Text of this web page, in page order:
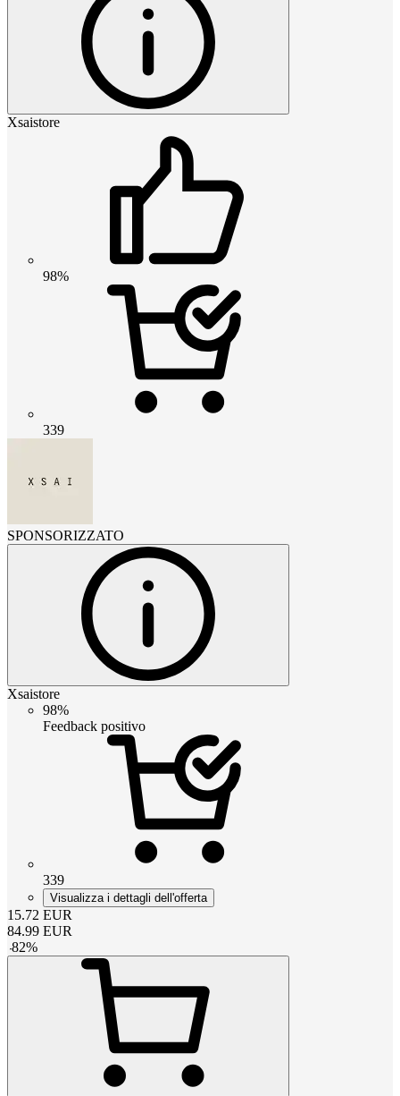
Xsaistore
98%
339
SPONSORIZZATO
Xsaistore
98%
Feedback positivo
339
Visualizza i dettagli dell'offerta
15.72 EUR
84.99 EUR
-82%